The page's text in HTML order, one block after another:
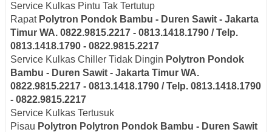
Service Kulkas Pintu Tak Tertutup
Rapat Polytron Pondok Bambu - Duren Sawit - Jakarta
Timur WA. 0822.9815.2217 - 0813.1418.1790 / Telp.
0813.1418.1790 - 0822.9815.2217
Service Kulkas Chiller Tidak Dingin Polytron Pondok
Bambu - Duren Sawit - Jakarta Timur WA.
0822.9815.2217 - 0813.1418.1790 / Telp. 0813.1418.1790
- 0822.9815.2217
Service Kulkas Tertusuk
Pisau Polytron Polytron Pondok Bambu - Duren Sawit